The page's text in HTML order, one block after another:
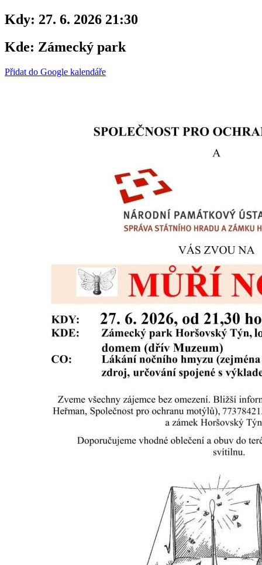
Kdy: 27. 6. 2026 21:30
Kde: Zámecký park
Přidat do Google kalendáře